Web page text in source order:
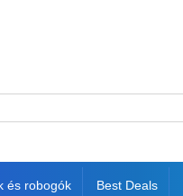
és robogók Best Deals